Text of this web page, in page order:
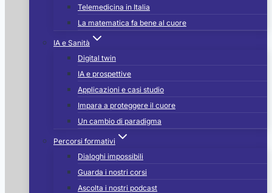
Telemedicina in Italia
La matematica fa bene al cuore
IA e Sanità
Digital twin
IA e prospettive
Applicazioni e casi studio
Impara a proteggere il cuore
Un cambio di paradigma
Percorsi formativi
Dialoghi impossibili
Guarda i nostri corsi
Ascolta i nostri podcast